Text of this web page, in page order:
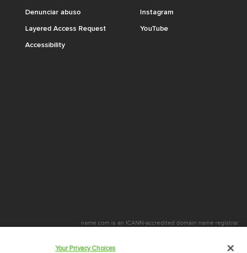
Denunciar abuso
Layered Access Request
Accessibility
Instagram
YouTube
name.com is an ICANN-accredited domain name registrar.
Your Privacy Choices